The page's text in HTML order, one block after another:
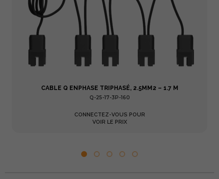
CABLE Q ENPHASE TRIPHASÉ, 2.5MM2 – 1.7 M
Q-25-17-3P-160
CONNECTEZ-VOUS POUR
VOIR LE PRIX